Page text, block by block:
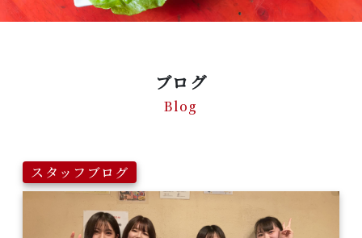
ブログ
Blog
スタッフブログ